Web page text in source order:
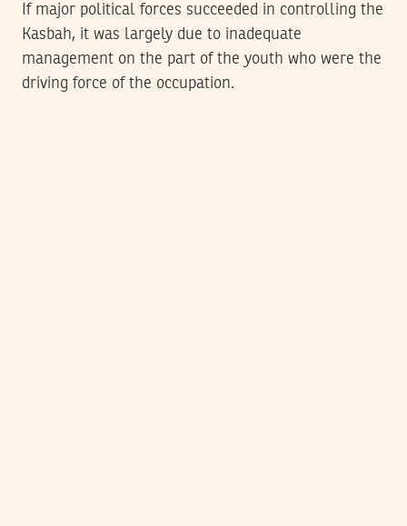
If major political forces succeeded in controlling the
Kasbah, it was largely due to inadequate
management on the part of the youth who were the
driving force of the occupation.